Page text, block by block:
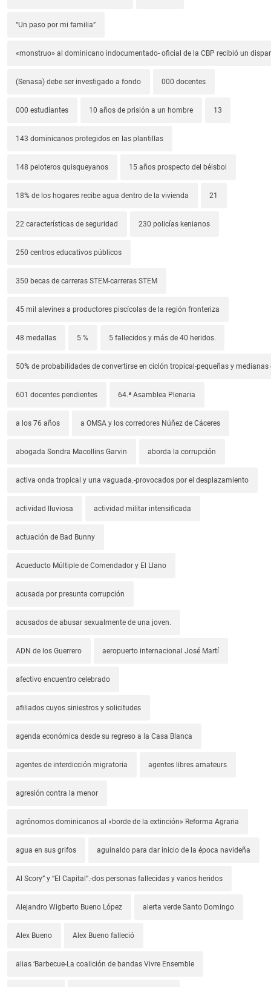
“Un paso por mi familia”
«monstruo» al dominicano indocumentado- oficial de la CBP recibió un
(Senasa) debe ser investigado a fondo 000 docentes
000 estudiantes 10 años de prisión a un hombre 13
143 dominicanos protegidos en las plantillas
148 peloteros quisqueyanos 15 años prospecto del béisbol
18% de los hogares recibe agua dentro de la vivienda 21
22 características de seguridad 230 policías kenianos
250 centros educativos públicos
350 becas de carreras STEM-carreras STEM
45 mil alevines a productores piscícolas de la región fronteriza
48 medallas 5 % 5 fallecidos y más de 40 heridos.
50% de probabilidades de convertirse en ciclón tropical-pequeñas y
601 docentes pendientes 64.ª Asamblea Plenaria
a los 76 años a OMSA y los corredores Núñez de Cáceres
abogada Sondra Macollins Garvin aborda la corrupción
activa onda tropical y una vaguada.-provocados por el desplazamiento
actividad lluviosa actividad militar intensificada
actuación de Bad Bunny
Acueducto Múltiple de Comendador y El Llano
acusada por presunta corrupción
acusados de abusar sexualmente de una joven.
ADN de los Guerrero aeropuerto internacional José Martí
afectivo encuentro celebrado
afiliados cuyos siniestros y solicitudes
agenda económica desde su regreso a la Casa Blanca
agentes de interdicción migratoria agentes libres amateurs
agresión contra la menor
agrónomos dominicanos al «borde de la extinción» Reforma Agraria
agua en sus grifos aguinaldo para dar inicio de la época navideña
Al Scory” y “El Capital”.-dos personas fallecidas y varios heridos
Alejandro Wigberto Bueno López alerta verde Santo Domingo
Alex Bueno Alex Bueno falleció
alias ‘Barbecue-La coalición de bandas Vivre Ensemble